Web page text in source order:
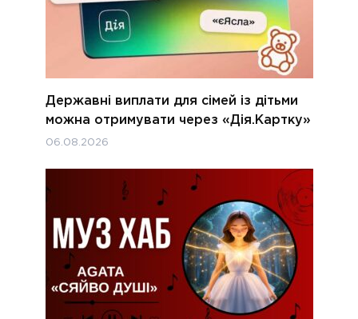
Державні виплати для сімей із дітьми
можна отримувати через «Дія.Картку»
06.08.2026